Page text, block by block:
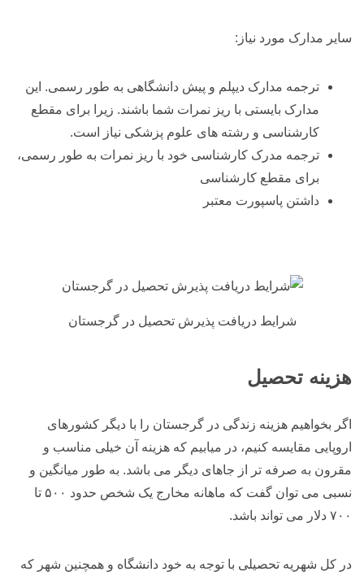
سایر مدارک مورد نیاز:
ترجمه مدارک دیپلم و پیش دانشگاهی به طور رسمی. این
مدارک بایستی با ریز نمرات شما باشند. زیرا برای مقطع
کارشناسی و رشته های علوم پزشکی نیاز است.
ترجمه مدرک کارشناسی خود با ریز نمرات به طور رسمی،
برای مقطع کارشناسی
داشتن پاسپورت معتبر
شرایط دریافت پذیرش تحصیل در گرجستان
هزینه تحصیل
اگر بخواهیم هزینه زندگی در گرجستان را با دیگر کشورهای
اروپایی مقایسه کنیم، در میابیم که هزینه آن خیلی مناسب و
مقرون به صرفه تر از جاهای دیگر می باشد. به طور میانگین و
نسبی می توان گفت که ماهانه مخارج یک شخص حدود ۵۰۰ تا
۷۰۰ دلار می تواند باشد.
در کل شهریه تحصیلی با توجه به خود دانشگاه و همچنین شهر که